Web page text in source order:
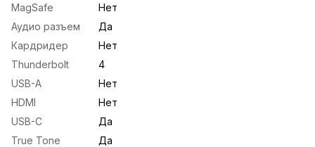
MagSafe
Нет
Аудио разъем
Да
Кардридер
Нет
Thunderbolt
4
USB-A
Нет
HDMI
Нет
USB-С
Да
True Tone
Да